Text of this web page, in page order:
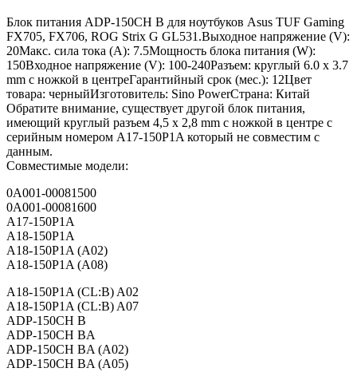
Блок питания ADP-150CH B для ноутбуков Asus TUF Gaming
FX705, FX706, ROG Strix G GL531.Выходное напряжение (V):
20Макс. сила тока (A): 7.5Мощность блока питания (W):
150Входное напряжение (V): 100-240Разъем: круглый 6.0 x 3.7
mm с ножкой в центреГарантийный срок (мес.): 12Цвет
товара: черныйИзготовитель: Sino PowerСтрана: Китай
Обратите внимание, существует другой блок питания,
имеющий круглый разъем 4,5 x 2,8 mm с ножкой в центре с
серийным номером A17-150P1A который не совместим с
данным.
Совместимые модели:
0A001-00081500
0A001-00081600
A17-150P1A
A18-150P1A
A18-150P1A (A02)
A18-150P1A (A08)
A18-150P1A (CL:B) A02
A18-150P1A (CL:B) A07
ADP-150CH B
ADP-150CH BA
ADP-150CH BA (A02)
ADP-150CH BA (A05)